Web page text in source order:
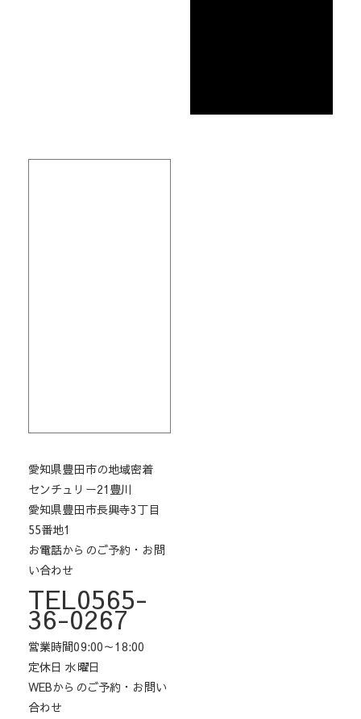
愛知県豊田市の地域密着
センチュリー21豊川
愛知県豊田市長興寺3丁目
55番地1
お電話からのご予約・お問
い合わせ
TEL0565-
36-0267
営業時間09:00～18:00
定休日 水曜日
WEBからのご予約・お問い
合わせ